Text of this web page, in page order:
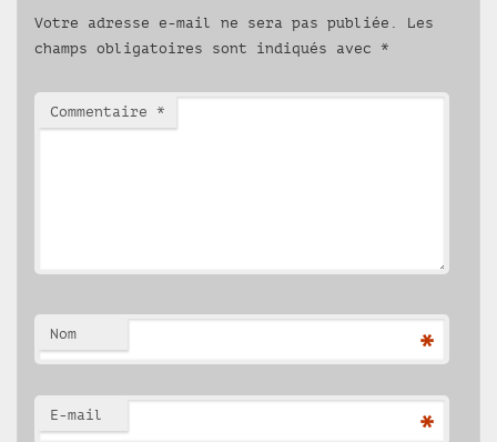
Votre adresse e-mail ne sera pas publiée.
Les
champs obligatoires sont indiqués avec *
Commentaire *
Nom *
E-mail *